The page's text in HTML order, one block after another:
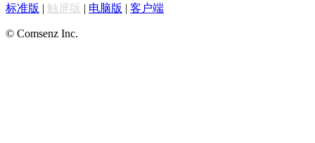
标准版 | 触屏版 | 电脑版 | 客户端
© Comsenz Inc.